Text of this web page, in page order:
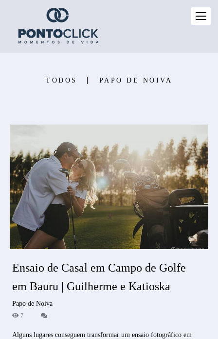
TODOS PAPO DE NOIVA
Ensaio de Casal em Campo de Golfe
em Bauru | Guilherme e Katioska
Papo de Noiva
7
Alguns lugares conseguem transformar um ensaio fotográfico em